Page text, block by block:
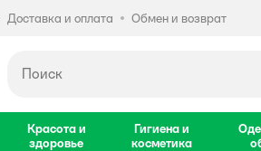
Доставка и оплата Обмен и возврат
Красота и
здоровье
Гигиена и
косметика